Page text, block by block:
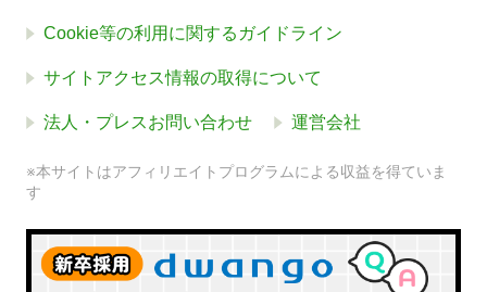
Cookie等の利用に関するガイドライン
サイトアクセス情報の取得について
法人・プレスお問い合わせ 運営会社
※本サイトはアフィリエイトプログラムによる収益を得ていま
す